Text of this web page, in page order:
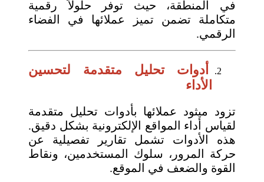
في المنطقة، حيث توفر حلولاً رقمية
متكاملة تضمن تميز عملائها في الفضاء
الرقمي.
أدوات تحليل متقدمة لتحسين
الأداء
تزود ميثود عملائها بأدوات تحليل متقدمة
لقياس أداء المواقع الإلكترونية بشكل دقيق.
هذه الأدوات تشمل تقارير تفصيلية عن
حركة المرور، سلوك المستخدمين، ونقاط
القوة والضعف في الموقع.